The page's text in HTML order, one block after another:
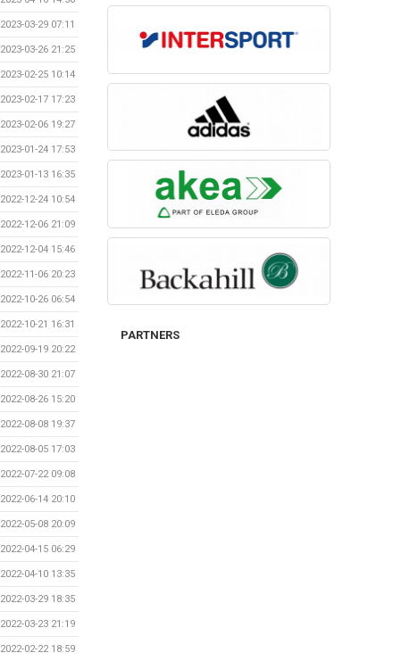
2023-03-29 07:11
2023-03-26 21:25
2023-02-25 10:14
2023-02-17 17:23
2023-02-06 19:27
2023-01-24 17:53
2023-01-13 16:35
2022-12-24 10:54
2022-12-06 21:09
2022-12-04 15:46
2022-11-06 20:23
2022-10-26 06:54
2022-10-21 16:31
2022-09-19 20:22
2022-08-30 21:07
2022-08-26 15:20
2022-08-08 19:37
2022-08-05 17:03
2022-07-22 09:08
2022-06-14 20:10
2022-05-08 20:09
2022-04-15 06:29
2022-04-10 13:35
2022-03-29 18:35
2022-03-23 21:19
2022-02-22 18:59
PARTNERS